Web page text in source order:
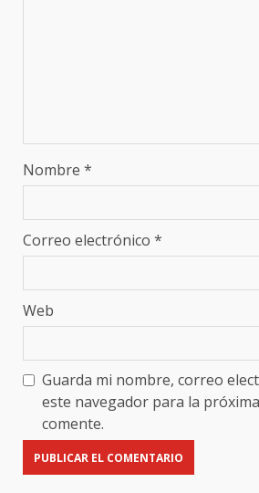
Nombre *
Correo electrónico *
Web
Guarda mi nombre, correo
este navegador para la
comente.